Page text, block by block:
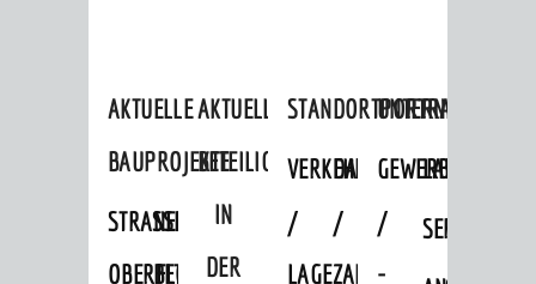
AKTUELLE
BAUPROJEKTE
STRASSENBAUMASSNAHMEN OB
ERFLOCKENBACH
NEUBAU
BETRIEBSGEBÄUDE
AKTUELLE
BETEILIGUNGEN
IN
DER
STANDORTPORTRAIT
VERKEHRSANBINDUNG
/
LAGE
DATEN
/
ZAHLEN
UNTERNEHMEN
GEWERBEFLÄCHEN
/
-